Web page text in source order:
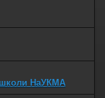
школи НаУКМА